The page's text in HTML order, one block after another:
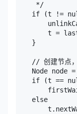
     */
if (t !=
t =
    }
// 创建节点
Node node
if (t ==
    else